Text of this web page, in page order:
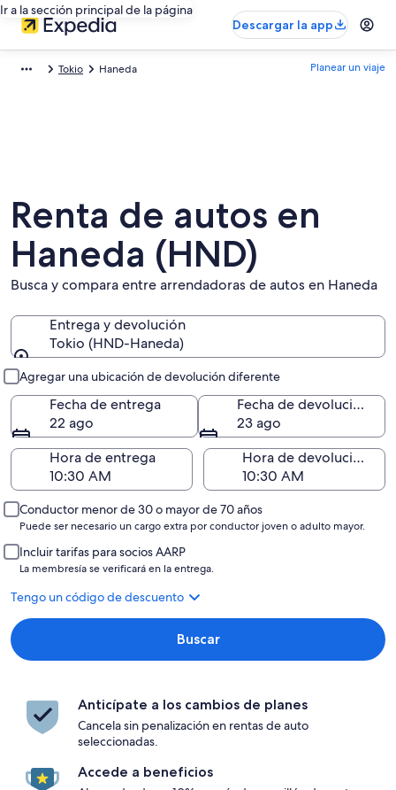
Ir a la sección principal de la página
Descargar la app
Tokio Haneda Planear un viaje
Renta de autos en
Haneda (HND)
Busca y compara entre arrendadoras de autos en Haneda
Entrega y devolución
Tokio (HND-Haneda)
Agregar una ubicación de devolución diferente
Fecha de entrega
22 ago
Fecha de devolución
23 ago
Hora de entrega
Hora de devolución
Conductor menor de 30 o mayor de 70 años
Puede ser necesario un cargo extra por conductor joven o adulto mayor.
Incluir tarifas para socios AARP
La membresía se verificará en la entrega.
Tengo un código de descuento
Buscar
Anticípate a los cambios de planes
Cancela sin penalización en rentas de auto
seleccionadas.
Accede a beneficios